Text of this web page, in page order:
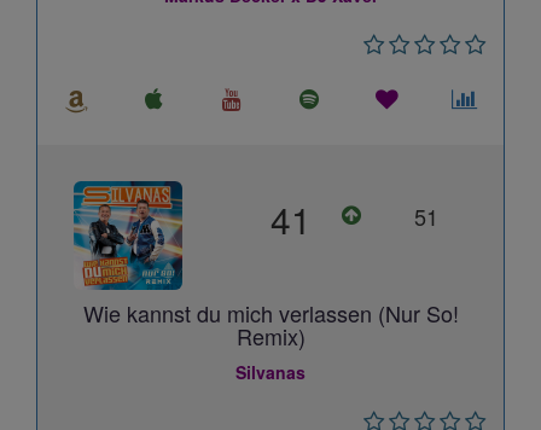
41 51
Wie kannst du mich verlassen (Nur So!
Remix)
Silvanas